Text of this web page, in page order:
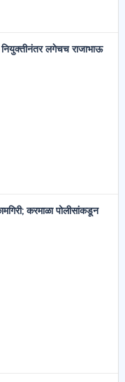
नियुक्तीनंतर लगेचच राजाभाऊ
करमाळा पोलीसांकडून